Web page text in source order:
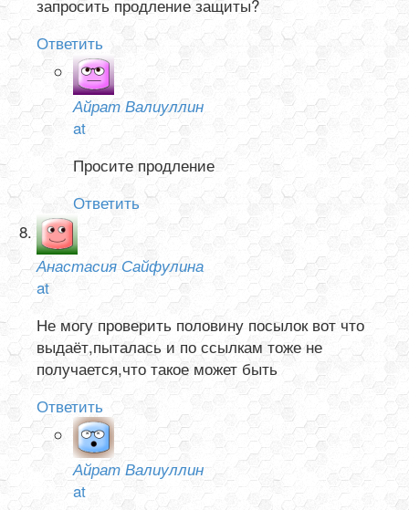
запросить продление защиты?
Ответить
Айрат Валиуллин
at
Просите продление
Ответить
Анастасия Сайфулина
at
Не могу проверить половину посылок вот что
выдаёт,пыталась и по ссылкам тоже не
получается,что такое может быть
Ответить
Айрат Валиуллин
at